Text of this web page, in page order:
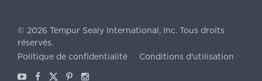
© 2026 Tempur Sealy International, Inc. Tous droits
réservés.
Politique de confidentialité
Conditions d'utilisation
YoutubeFacebook
X Pinterest
Instagram